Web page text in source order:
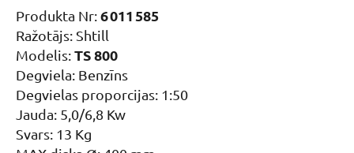
Produkta Nr:6 011 585
Ražotājs: Shtill
Modelis:TS 800
Degviela: Benzīns
Degvielas proporcijas: 1:50
Jauda: 5,0/6,8 Kw
Svars: 13 Kg